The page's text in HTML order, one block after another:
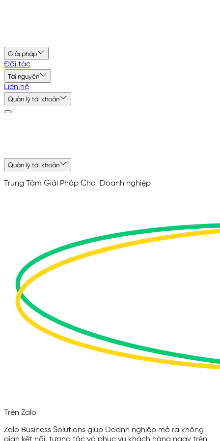
Giải pháp
Đối tác
Tài nguyên
Liên hệ
Quản lý tài khoản
Quản lý tài khoản
Trung Tâm Giải Pháp Cho Doanh nghiệp
Trên Zalo
Zalo Business Solutions giúp Doanh nghiệp mở ra không
gian kết nối, tương tác và phục vụ khách hàng ngay trên